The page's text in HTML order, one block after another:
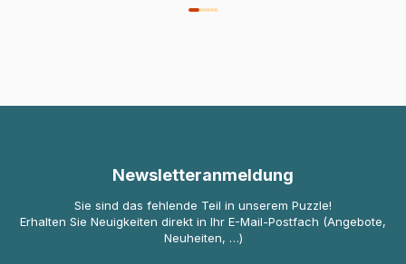
Newsletteranmeldung
Sie sind das fehlende Teil in unserem Puzzle!
Erhalten Sie Neuigkeiten direkt in Ihr E-Mail-Postfach (Angebote,
Neuheiten, …)